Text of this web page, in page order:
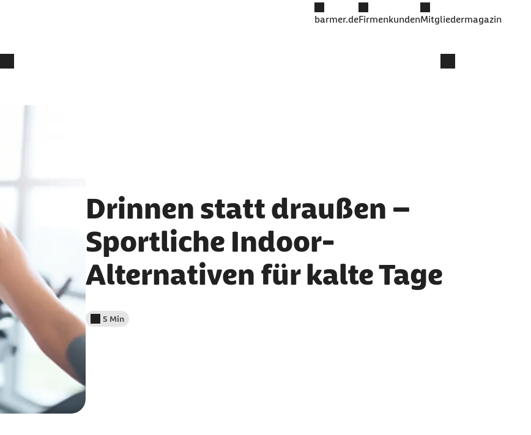
barmer.deFirmenkundenMitgliedermagazin
Drinnen statt draußen –
Sportliche Indoor-
Alternativen für kalte Tage
Lesedauer weniger als
5 Min